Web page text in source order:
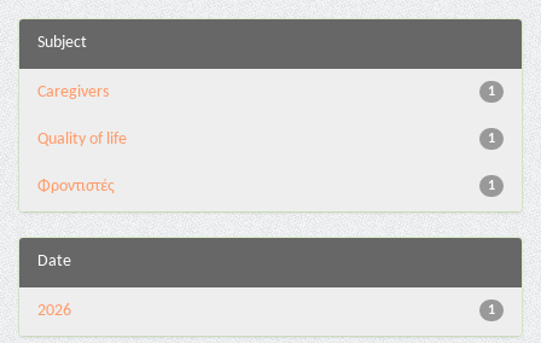
Subject
1
Caregivers
1
Quality of life
1
Φροντιστές
Date
1
2026